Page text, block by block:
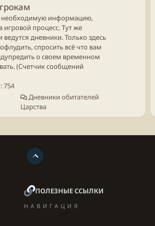
необходимую информацию,
игровой процесс. Тут же
дневники. Только здесь
спросить всё что вам
о своем временном
(Счетчик сообщений
754
Дневники обитателей
Царства
ПОЛЕЗНЫЕ ССЫЛКИ
НАВИГАЦИЯ